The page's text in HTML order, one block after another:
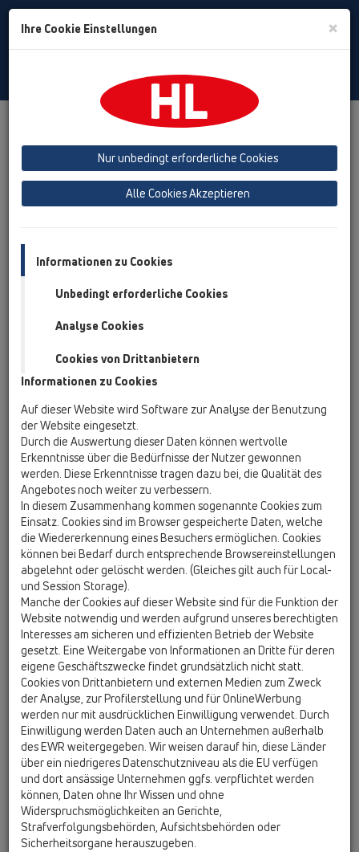
Toggle
Produktübersicht 10 Rohrbelüfter
Produktübersicht
10 Rohrbelüfter
Zusatzteile
HL01047D.G
10 Rohrbelüfter / Zusatzteile / Ersatzteile /
Holländermutter 6/4" grau
HL01101D
10 Rohrbelüfter / Zusatzteile / Ersatzteile / HL01101D
Lippendichtung
HL01109D
10 Rohrbelüfter / Zusatzteile / Ersatzteile /
HL01109D
Dichtmembran zu Einsatz HL905
HL0900.1E
10 Rohrbelüfter / Zusatzteile / Ersatzteile /
HL0900.1E
Reduziereinsatz DN50/75
HL0900.2E
10 Rohrbelüfter / Zusatzteile / Ersatzteile /
HL0900.2E
Insektenschutzgitter zu HL900N
HL0901.1E
10 Rohrbelüfter / Zusatzteile / Ersatzteile /
HL0901.1E
Insektenschutzgitter zu HL901
HL0902.1E
10 Rohrbelüfter / Zusatzteile / Ersatzteile /
HL0902.1E
T-Stück DN32x5/4" mit Anschluss 1",
Holländermuttern und Dichtung
Ihre Cookie Einstellungen ×
Nur unbedingt erforderliche Cookies
Alle Cookies Akzeptieren
Informationen zu Cookies
Unbedingt erforderliche Cookies
Analyse Cookies
Cookies von Drittanbietern
Informationen zu Cookies
Auf dieser Website wird Software zur Analyse der Benutzung
der Website eingesetzt.
Durch die Auswertung dieser Daten können wertvolle
Erkenntnisse über die Bedürfnisse der Nutzer gewonnen
werden. Diese Erkenntnisse tragen dazu bei, die Qualität des
Angebotes noch weiter zu verbessern.
In diesem Zusammenhang kommen sogenannte Cookies zum
Einsatz. Cookies sind im Browser gespeicherte Daten, welche
die Wiedererkennung eines Besuchers ermöglichen. Cookies
können bei Bedarf durch entsprechende Browsereinstellungen
abgelehnt oder gelöscht werden. (Gleiches gilt auch für Local-
und Session Storage).
Manche der Cookies auf dieser Website sind für die Funktion der
Website notwendig und werden aufgrund unseres berechtigten
Interesses am sicheren und effizienten Betrieb der Website
gesetzt. Eine Weitergabe von Informationen an Dritte für deren
eigene Geschäftszwecke findet grundsätzlich nicht statt.
Cookies von Drittanbietern und externen Medien zum Zweck
der Analyse, zur Profilerstellung und für OnlineWerbung
werden nur mit ausdrücklichen Einwilligung verwendet. Durch
Einwilligung werden Daten auch an Unternehmen außerhalb
des EWR weitergegeben. Wir weisen darauf hin, diese Länder
über ein niedrigeres Datenschutzniveau als die EU verfügen
und dort ansässige Unternehmen ggfs. verpflichtet werden
können, Daten ohne Ihr Wissen und ohne
Widerspruchsmöglichkeiten an Gerichte,
Strafverfolgungsbehörden, Aufsichtsbehörden oder
Sicherheitsorgane herauszugeben.